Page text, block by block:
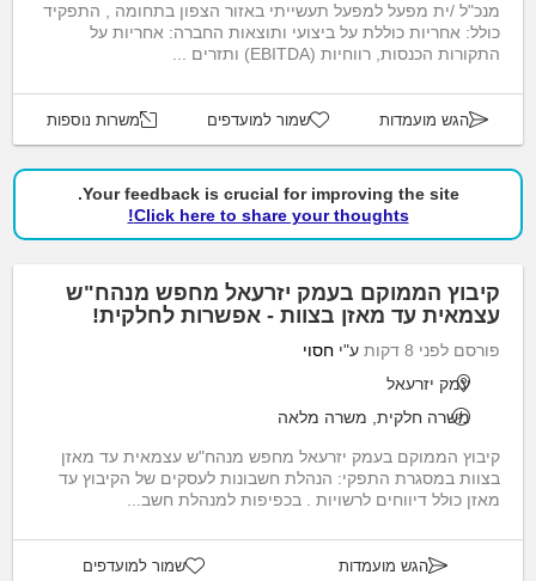
מנכ"ל /ית מפעל למפעל תעשייתי באזור הצפון בתחומה , התפקיד
כולל: אחריות כוללת על ביצועי ותוצאות החברה: אחריות על
התקורות הכנסות, רווחיות (EBITDA) ותזרים ...
הגש מועמדות שמור למועדפים משרות נוספות
Your feedback is crucial for improving the site.
Click here to share your thoughts!
קיבוץ הממוקם בעמק יזרעאל מחפש מנהח"ש
עצמאית עד מאזן בצוות - אפשרות לחלקית!
פורסם לפני 8 דקות ע"י חסוי
עמק יזרעאל
משרה חלקית, משרה מלאה
קיבוץ הממוקם בעמק יזרעאל מחפש מנהח"ש עצמאית עד מאזן
בצוות במסגרת התפקי: הנהלת חשבונות לעסקים של הקיבוץ עד
מאזן כולל דיווחים לרשויות . בכפיפות למנהלת חשב...
הגש מועמדות שמור למועדפים